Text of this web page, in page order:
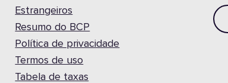
Estrangeiros
Resumo do BCP
Política de privacidade
Termos de uso
Tabela de taxas